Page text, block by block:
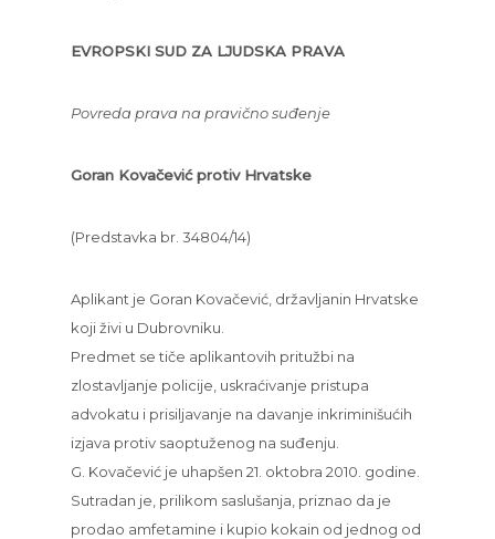
EVROPSKI SUD ZA LJUDSKA PRAVA
Povreda prava na pravično suđenje
Goran Kovačević protiv Hrvatske
(Predstavka br. 34804/14)
Aplikant je Goran Kovačević, državljanin Hrvatske
koji živi u Dubrovniku.
Predmet se tiče aplikantovih pritužbi na
zlostavljanje policije, uskraćivanje pristupa
advokatu i prisiljavanje na davanje inkriminišućih
izjava protiv saoptuženog na suđenju.
G. Kovačević je uhapšen 21. oktobra 2010. godine.
Sutradan je, prilikom saslušanja, priznao da je
prodao amfetamine i kupio kokain od jednog od